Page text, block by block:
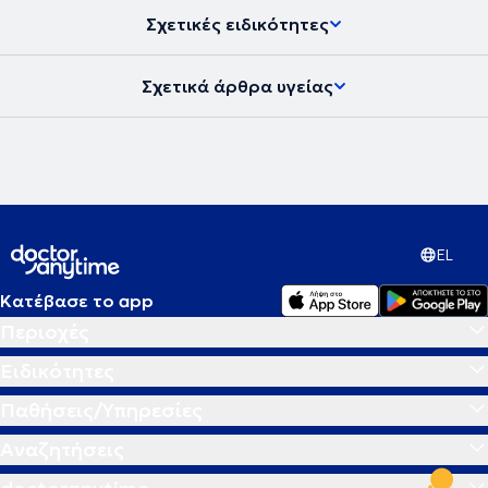
Σχετικές ειδικότητες
Σχετικά άρθρα υγείας
EL
Κατέβασε το app